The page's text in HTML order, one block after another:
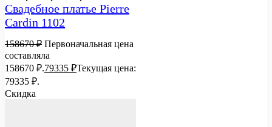
Свадебное платье Pierre
Cardin 1102
158670₽ Первоначальная цена
составляла
158670 ₽.79335 ₽Текущая цена:
79335 ₽.
Скидка